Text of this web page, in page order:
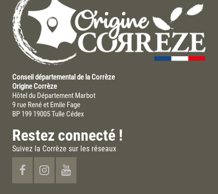
Conseil départemental de la Corrèze
Origine Corrèze
Hôtel du Département Marbot
9 rue René et Emile Fage
BP 199 19005 Tulle Cédex
Restez connecté !
Suivez la Corrèze sur les réseaux